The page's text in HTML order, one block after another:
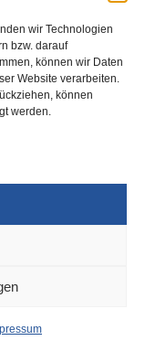
wir Technologien
bzw. darauf
können wir Daten
Website verarbeiten.
können
werden.
RICHTLINIE (EU)